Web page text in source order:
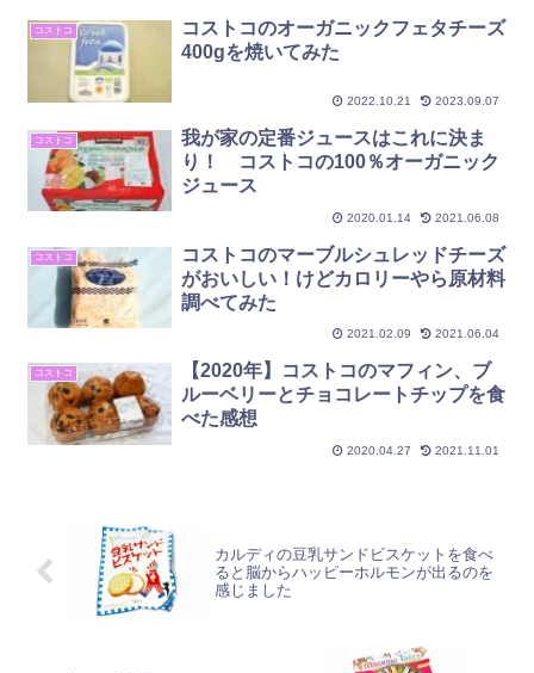
コストコ
コストコのオーガニックフェタチーズ
400gを焼いてみた
2022.10.21 2023.09.07
コストコ
我が家の定番ジュースはこれに決ま
り！ コストコの100％オーガニック
ジュース
2020.01.14 2021.06.08
コストコ
コストコのマーブルシュレッドチーズ
がおいしい！けどカロリーやら原材料
調べてみた
2021.02.09 2021.06.04
コストコ
【2020年】コストコのマフィン、ブ
ルーベリーとチョコレートチップを食
べた感想
2020.04.27 2021.11.01
カルディの豆乳サンドビスケットを食べ
ると脳からハッピーホルモンが出るのを
感じました